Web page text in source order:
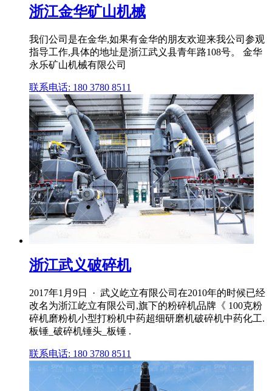
浙江金华矿山机械
我们公司是在金华,如果有金华的朋友欢迎来我公司参观
指导工作,具体的地址是浙江武义县青年路108号。 金华
永乐矿山机械有限公司
联系电话: 180 3780 8511
浙江武义破碎机
2017年1月9日 · 武义屹立有限公司在2010年的时候已经
改名为浙江屹立有限公司,旗下的粉碎机品牌《 100克粉
碎机磨粉机小型打粉机中药超细研磨机破碎机中药化工.
板锤_破碎机锤头_板锤 .
联系电话: 180 3780 8511